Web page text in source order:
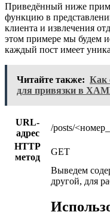
Приведённый ниже
функцию в
клиента и извлечения
этом примере мы будем
каждый пост имеет
Читайте также: Как
для привязки в
URL-
адрес
/posts/
HTTP
метод
GET
Выведем
другой, для